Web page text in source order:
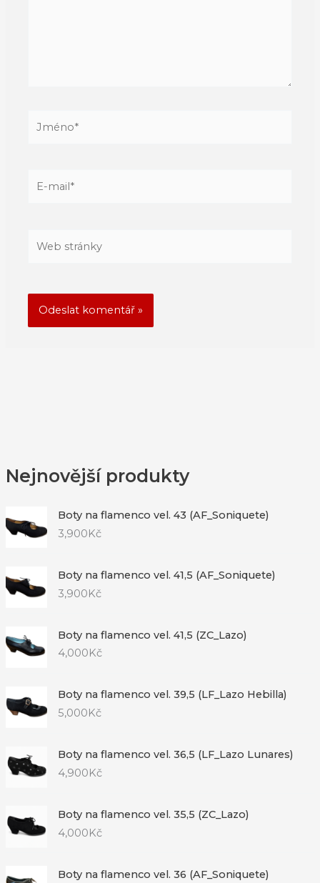
Nejnovější produkty
Boty na flamenco vel. 43 (AF_Soniquete)
3,900Kč
Boty na flamenco vel. 41,5 (AF_Soniquete)
3,900Kč
Boty na flamenco vel. 41,5 (ZC_Lazo)
4,000 Kč
Boty na flamenco vel. 39,5 (LF_Lazo Hebilla)
5,000Kč
Boty na flamenco vel. 36,5 (LF_Lazo Lunares)
4,900Kč
Boty na flamenco vel. 35,5 (ZC_Lazo)
4,000Kč
Boty na flamenco vel. 36 (AF_Soniquete)
mail*
stránky